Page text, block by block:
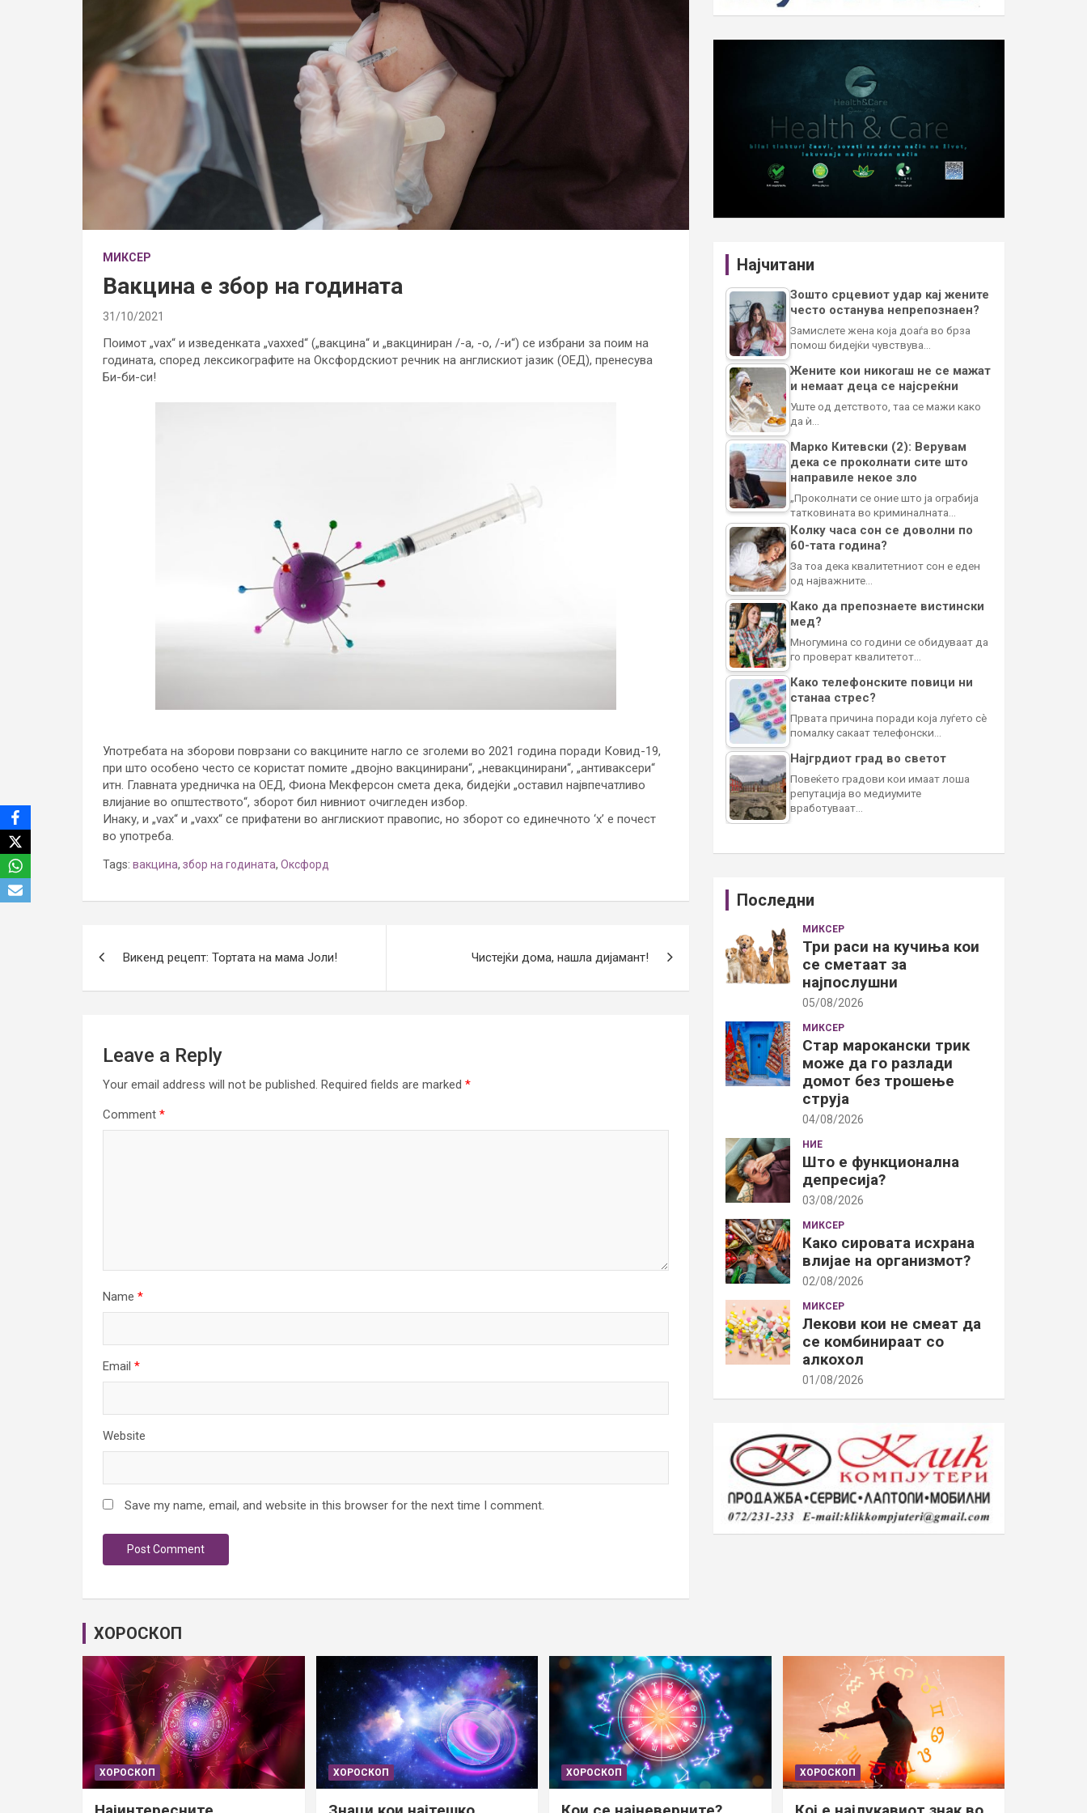
МИКСЕР
Вакцина е збор на годината
31/10/2021
Поимот „vax“ и изведенката „vaxxed“ („вакцина“ и „вакциниран /-а, -о, /-и“) се избрани за поим на
годината, според лексикографите на Оксфордскиот речник на англискиот јазик (ОЕД), пренесува
Би-би-си!
Употребата на зборови поврзани со вакцините нагло се зголеми во 2021 година поради Ковид-19,
при што особено често се користат помите „двојно вакцинирани“, „невакцинирани“, „антиваксери“
итн. Главната уредничка на ОЕД, Фиона Мекферсон смета дека, бидејќи „оставил највпечатливо
влијание во општеството“, зборот бил нивниот очигледен избор.
Инаку, и „vax“ и „vaxx“ се прифатени во англискиот правопис, но зборот со единечното ‘х’ е почест
во употреба.
Tags: вакцина, збор на годината, Оксфорд
navigation
Викенд рецепт: Тортата на мама Јоли! Чистејќи дома, нашла дијамант!
Leave a Reply
Your email address will not be published. Required fields are marked *
Comment *
Name *
Email *
Website
Save my name, email, and website in this browser for the next time I comment.
Најчитани
Зошто срцевиот удар кај жените
често останува непрепознаен?
Замислете жена која доаѓа во брза
помош бидејќи чувствува…
Жените кои никогаш не се мажат
и немаат деца се најсреќни
Уште од детството, таа се мажи како
да ѝ…
Марко Китевски (2): Верувам
дека се проколнати сите што
направиле некое зло
„Проколнати се оние што ја ограбија
татковината во криминалната…
Колку часа сон се доволни по
60-тата година?
За тоа дека квалитетниот сон е еден
од најважните…
Како да препознаете вистински
мед?
Многумина со години се обидуваат да
го проверат квалитетот…
Како телефонските повици ни
станаа стрес?
Првата причина поради која луѓето сè
помалку сакаат телефонски…
Најгрдиот град во светот
Повеќето градови кои имаат лоша
репутација во медиумите
вработуваат…
Последни
МИКСЕР
Три раси на кучиња кои
се сметаат за
најпослушни
05/08/2026
МИКСЕР
Стар марокански трик
може да го разлади
домот без трошење
струја
04/08/2026
НИЕ
Што е функционална
депресија?
03/08/2026
МИКСЕР
Како сировата исхрана
влијае на организмот?
02/08/2026
МИКСЕР
Лекови кои не смеат да
се комбинираат со
алкохол
01/08/2026
ХОРОСКОП
ХОРОСКОП ХОРОСКОП ХОРОСКОП ХОРОСКОП